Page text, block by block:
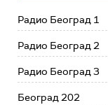
Радио Београд 1
Радио Београд 2
Радио Београд 3
Београд 202